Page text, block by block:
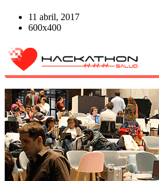
11 abril, 2017
600x400